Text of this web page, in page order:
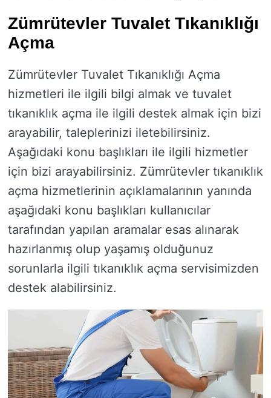
Zümrütevler Tuvalet Tıkanıklığı
Açma
Zümrütevler Tuvalet Tıkanıklığı Açma
hizmetleri ile ilgili bilgi almak ve tuvalet
tıkanıklık açma ile ilgili destek almak için bizi
arayabilir, taleplerinizi iletebilirsiniz.
Aşağıdaki konu başlıkları ile ilgili hizmetler
için bizi arayabilirsiniz. Zümrütevler tıkanıklık
açma hizmetlerinin açıklamalarının yanında
aşağıdaki konu başlıkları kullanıcılar
tarafından yapılan aramalar esas alınarak
hazırlanmış olup yaşamış olduğunuz
sorunlarla ilgili tıkanıklık açma servisimizden
destek alabilirsiniz.